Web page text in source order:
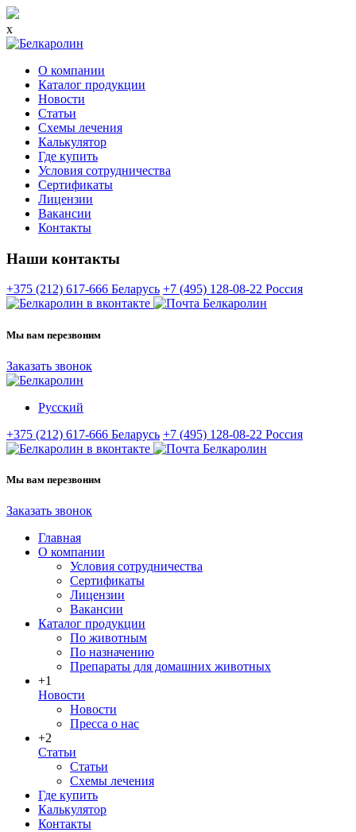
x
О компании
Каталог продукции
Новости
Статьи
Схемы лечения
Калькулятор
Где купить
Условия сотрудничества
Сертификаты
Лицензии
Вакансии
Контакты
Наши контакты
+375 (212) 617-666 Беларусь +7 (495) 128-08-22 Россия
Мы вам перезвоним
Заказать звонок
Русский
+375 (212) 617-666 Беларусь +7 (495) 128-08-22 Россия
Мы вам перезвоним
Заказать звонок
Главная
О компании
Условия сотрудничества
Сертификаты
Лицензии
Вакансии
Каталог продукции
По животным
По назначению
Препараты для домашних животных
+1
Новости
Новости
Пресса о нас
+2
Статьи
Статьи
Схемы лечения
Где купить
Калькулятор
Контакты